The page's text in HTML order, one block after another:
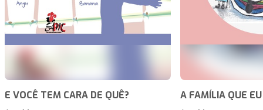
E VOCÊ TEM CARA DE QUÊ? A FAMÍLIA QUE